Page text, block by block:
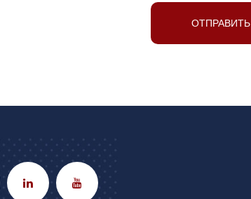
ОТПРАВИТЬ
 